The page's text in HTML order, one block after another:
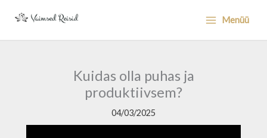
Menüü
Kuidas olla puhas ja
produktiivsem?
04/03/2025